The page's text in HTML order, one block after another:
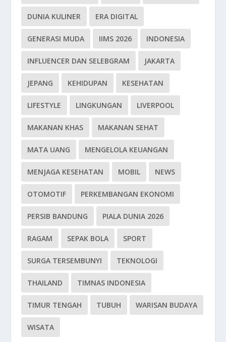
DUNIA KULINER ERA DIGITAL
GENERASI MUDA IIMS 2026 INDONESIA
INFLUENCER DAN SELEBGRAM JAKARTA
JEPANG KEHIDUPAN KESEHATAN
LIFESTYLE LINGKUNGAN LIVERPOOL
MAKANAN KHAS MAKANAN SEHAT
MATA UANG MENGELOLA KEUANGAN
MENJAGA KESEHATAN MOBIL NEWS
OTOMOTIF PERKEMBANGAN EKONOMI
PERSIB BANDUNG PIALA DUNIA 2026
RAGAM SEPAK BOLA SPORT
SURGA TERSEMBUNYI TEKNOLOGI
THAILAND TIMNAS INDONESIA
TIMUR TENGAH TUBUH WARISAN BUDAYA
WISATA